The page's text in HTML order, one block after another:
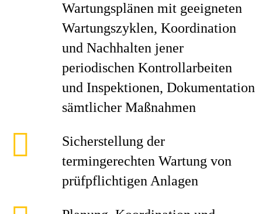
Wartungsplänen mit geeigneten
Wartungszyklen, Koordination
und Nachhalten jener
periodischen Kontrollarbeiten
und Inspektionen, Dokumentation
sämtlicher Maßnahmen
Sicherstellung der
termingerechten Wartung von
prüfpflichtigen Anlagen